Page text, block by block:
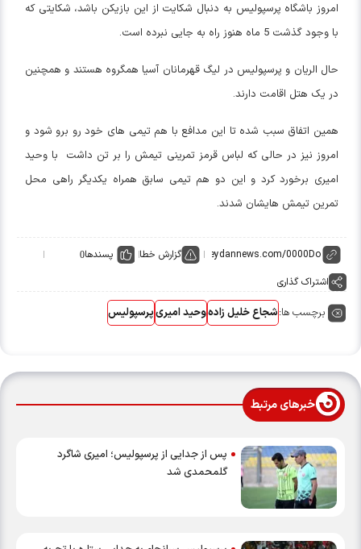
امروز باشگاه پرسپولیس به دنبال شکایت از این بازیکن باشد، شکایتی که
با وجود گذشت 5 ماه هنوز راه به جایی نبرده است.
حال الریان و پرسپولیس در لیگ قهرمانان آسیا همگروه هستند و همچنین
در یک هتل اقامت دارند.
همین اتفاق سبب شده تا این مدافع با هم تیمی های خود رو برو شود و
امروز نیز در حالی که لباس قرمز تمرینی تیمش را بر تن داشت با وحید
امیری برخورد کرد و این دو هم تیمی سابق همراه یکدیگر راهی محل
تمرین تیمش هایشان شدند.
گزارش خطا پسندها0
اشتراک گذاری
برچسب ها:شجاع خلیل زادهوحید امیریپرسپولیس
خبرهای مرتبط
پس از جدایی از پرسپولیس؛ امیری شاگرد
گلمحمدی شد